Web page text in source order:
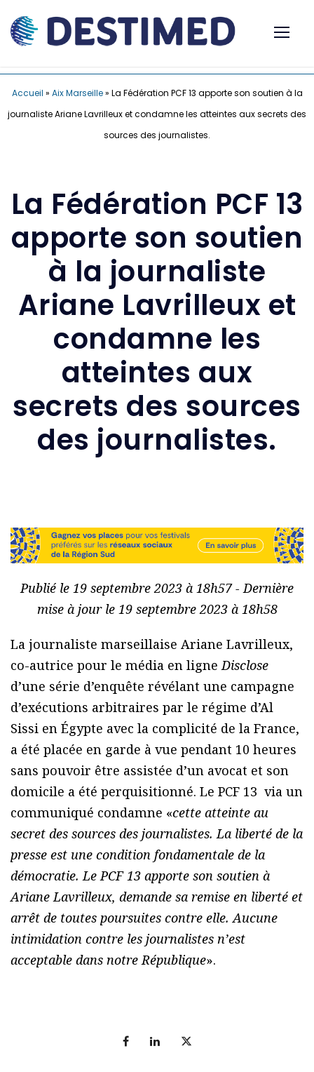
Accueil » Aix Marseille» La Fédération PCF 13 apporte son soutien à la
journaliste Ariane Lavrilleux et condamne les atteintes aux secrets des
sources des journalistes.
La Fédération PCF 13
apporte son soutien
à la journaliste
Ariane Lavrilleux et
condamne les
atteintes aux
secrets des sources
des journalistes.
Publié le 19 septembre 2023 à 18h57 - Dernière
mise à jour le 19 septembre 2023 à 18h58
La journaliste marseillaise Ariane Lavrilleux,
co-autrice pour le média en ligneDisclose
d’une série d’enquête révélant une campagne
d’exécutions arbitraires par le régime d’Al
Sissi en Égypte avec la complicité de la France,
a été placée en garde à vue pendant 10 heures
sans pouvoir être assistée d’un avocat et son
domicile a été perquisitionné. Le PCF 13 via un
communiqué condamne «cette atteinte au
secret des sources des journalistes. La liberté de la
presse est une condition fondamentale de la
démocratie. Le PCF 13 apporte son soutien à
Ariane Lavrilleux, demande sa remise en liberté et
arrêt de toutes poursuites contre elle. Aucune
intimidation contre les journalistes n’est
acceptable dans notre République».